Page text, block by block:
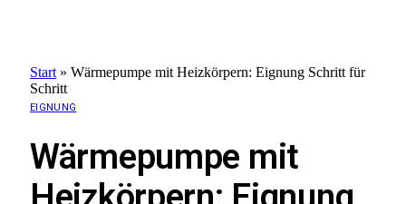
Start » Wärmepumpe mit Heizkörpern: Eignung Schritt für
Schritt
EIGNUNG
Wärmepumpe mit